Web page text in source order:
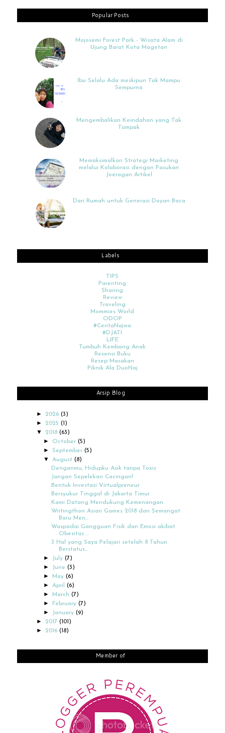
Popular Posts
Mojosemi Forest Park - Wisata Alam di
Ujung Barat Kota Magetan
Ibu Selalu Ada meskipun Tak Mampu
Sempurna
Mengembalikan Keindahan yang Tak
Tampak
Memaksimalkan Strategi Marketing
melalui Kolaborasi dengan Pasukan
Joeragan Artikel
Dari Rumah untuk Generasi Doyan Baca
Labels
TIPS
Parenting
Sharing
Review
Traveling
Mommies World
ODOP
#CeritaNajwa
#DJATI
LIFE
Tumbuh Kembang Anak
Resensi Buku
Resep Masakan
Piknik Ala DuoNaj
Arsip Blog
► 2026 (3)
► 2025 (1)
▼ 2018 (63)
► October(5)
► September(5)
▼August(8)
Denganmu, Hidupku Asik tanpa Toxic
Jangan Sepelekan Cacingan!
Bentuk Investasi Virtualpreneur
Bersyukur Tinggal di Jakarta Timur
Kami Datang Mendukung Kemenangan
Writingthon Asian Games 2018 dan Semangat
Baru Men...
Waspadai Gangguan Fisik dan Emosi akibat
Obesitas ...
3 Hal yang Saya Pelajari setelah 8 Tahun
Berstatus...
► July(7)
► June(3)
► May(6)
►April(6)
► March(7)
► February(7)
► January(9)
► 2017 (101)
► 2016 (18)
Member of